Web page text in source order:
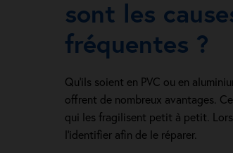
sont les
fréquentes ?
Qu’ils soient en PVC ou en
offrent de nombreux avantages.
qui les fragilisent petit à petit.
l’identifier afin de le réparer.